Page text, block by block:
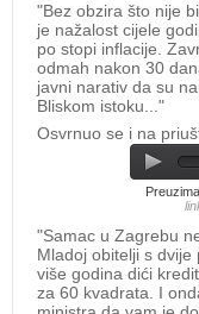
"Bez obzira što nije
je nažalost cijele
po stopi inflacije.
odmah nakon 30
javni narativ da su
Bliskom istoku..."
Osvrnuo se i na
"Samac u Zagrebu
Mladoj obitelji s
više godina dići
za 60 kvadrata. I